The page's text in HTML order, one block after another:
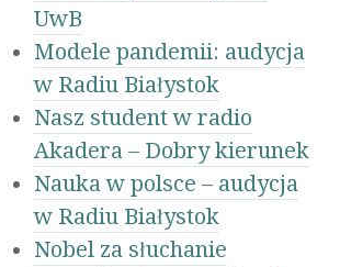
UwB
Modele pandemii: audycja
w Radiu Białystok
Nasz student w radio
Akadera – Dobry kierunek
Nauka w polsce – audycja
w Radiu Białystok
Nobel za słuchanie